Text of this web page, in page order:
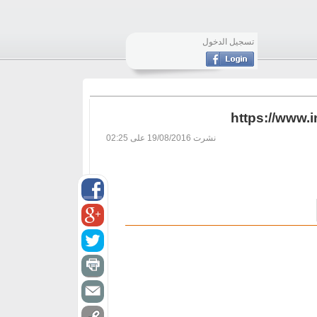
تسجيل الدخول
https://
نشرت 19/08/2016 على 02:25